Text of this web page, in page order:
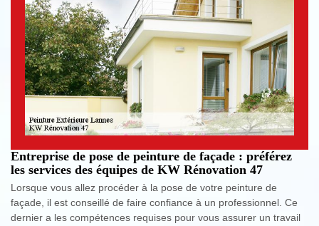
Entreprise de pose de peinture de façade : préférez
les services des équipes de KW Rénovation 47
Lorsque vous allez procéder à la pose de votre peinture de
façade, il est conseillé de faire confiance à un professionnel. Ce
dernier a les compétences requises pour vous assurer un travail